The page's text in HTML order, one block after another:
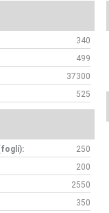
340
499
37300
525
250
200
2550
350